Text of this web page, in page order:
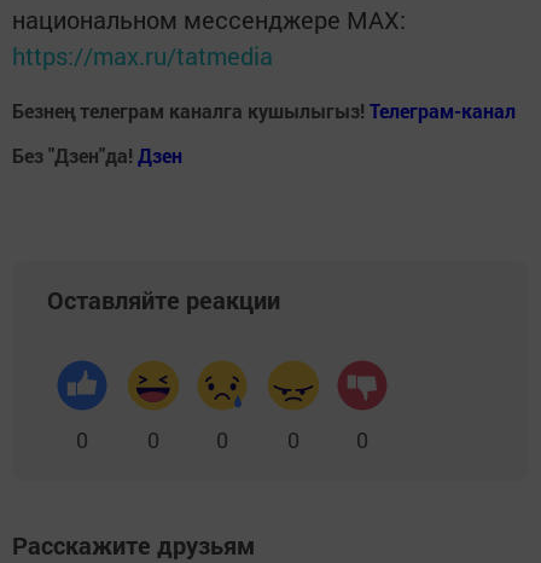
национальном мессенджере MАХ:
https://max.ru/tatmedia
Безнең телеграм каналга кушылыгыз! Телеграм-канал
Без "Дзен"да! Дзен
Оставляйте реакции
0 0 0 0 0
Расскажите друзьям